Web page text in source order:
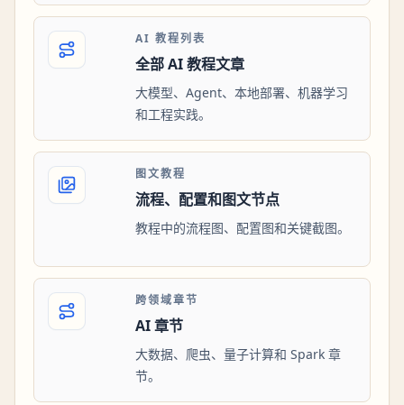
AI 教程列表
全部 AI 教程文章
大模型、Agent、本地部署、机器学习
和工程实践。
图文教程
流程、配置和图文节点
教程中的流程图、配置图和关键截图。
跨领域章节
AI 章节
大数据、爬虫、量子计算和 Spark 章
节。